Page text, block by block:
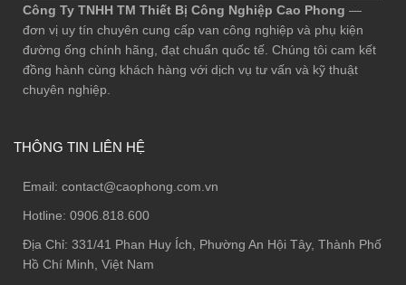
Công Ty TNHH TM Thiết Bị Công Nghiệp Cao Phong —
đơn vị uy tín chuyên cung cấp van công nghiệp và phụ kiện
đường ống chính hãng, đạt chuẩn quốc tế. Chúng tôi cam kết
đồng hành cùng khách hàng với dịch vụ tư vấn và kỹ thuật
chuyên nghiệp.
THÔNG TIN LIÊN HỆ
Email: contact@caophong.com.vn
Hotline: 0906.818.600
Địa Chỉ: 331/41 Phan Huy Ích, Phường An Hội Tây, Thành Phố
Hồ Chí Minh, Việt Nam